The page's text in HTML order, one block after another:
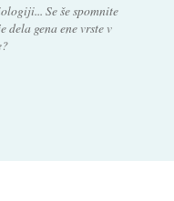
Se še spomnite
dela gena ene vrste v